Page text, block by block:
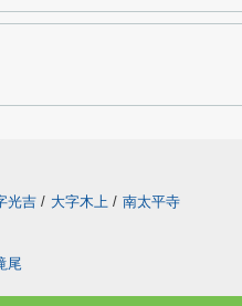
光吉 / 大字木上 / 南太平寺
尾